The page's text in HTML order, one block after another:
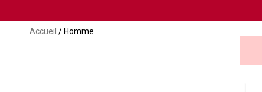
Accueil / Homme